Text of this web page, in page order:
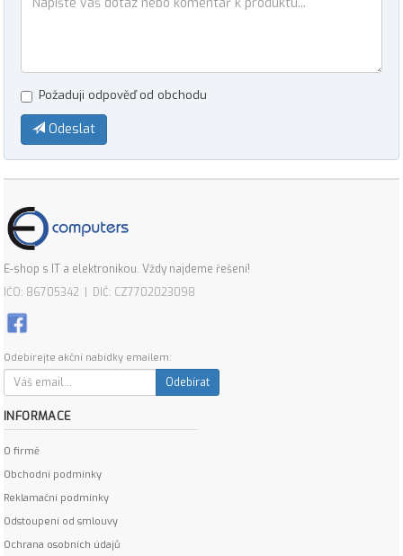
Požaduji odpověď od obchodu
Odeslat
E-shop s IT a elektronikou. Vždy najdeme řešení!
IČO: 86705342 | DIČ: CZ7702023098
Odebírejte akční nabídky emailem:
Odebírat
INFORMACE
O firmě
Obchodní podmínky
Reklamační podmínky
Odstoupení od smlouvy
Ochrana osobních údajů